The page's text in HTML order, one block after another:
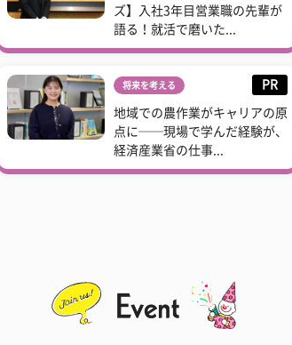
ズ】入社3年目営業職の先輩が
語る！就活で磨いた...
将来を考える PR
地域での農作業がキャリアの原
点に──現場で学んだ経験が、
経済産業省の仕事...